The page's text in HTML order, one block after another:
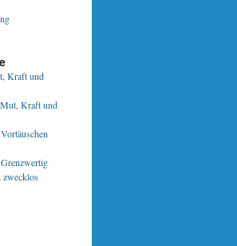
Kraft und
Mut, Kraft und
Vortäuschen
Grenzwertig
zwecklos